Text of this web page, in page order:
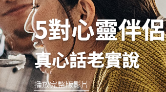
播放完整版影片
5對心靈伴侶
真心話老實說